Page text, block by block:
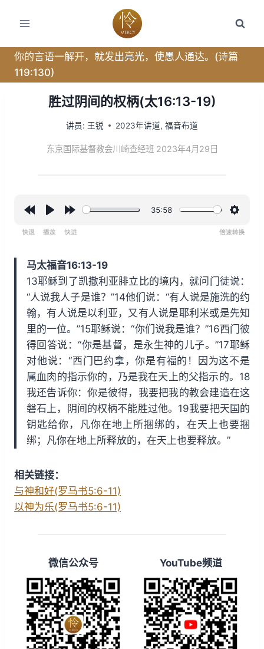
你的言语一解开，就发出亮光，使愚人通达。(诗篇
119:130)
胜过阴间的权柄(太16:13-19)
讲员: 王锐 2023年讲道, 福音布道
东京国际基督教会川崎查经班 2023年4月29日
n
d
1
5
s
y
w
a
r
5
s
35:58
马太福音16:13-19
13耶稣到了凯撒利亚腓立比的境内，就问门徒说：
“人说我人子是谁？”14他们说：“有人说是施洗的约
翰，有人说是以利亚，又有人说是耶利米或是先知
里的一位。”15耶稣说：“你们说我是谁？”16西门彼
得回答说：“你是基督，是永生神的儿子。”17耶稣
对他说：“西门巴约拿，你是有福的！因为这不是
属血肉的指示你的，乃是我在天上的父指示的。18
我还告诉你：你是彼得，我要把我的教会建造在这
磐石上，阴间的权柄不能胜过他。19我要把天国的
钥匙给你，凡你在地上所捆绑的，在天上也要捆
绑；凡你在地上所释放的，在天上也要释放。”
相关链接：
与神和好(罗马书5:6-11)
以神为乐(罗马书5:6-11)
微信公众号 YouTube频道